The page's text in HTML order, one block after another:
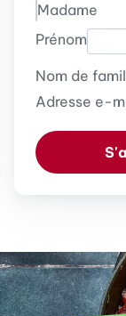
Madame
Prénom
Nom de
Adresse e-